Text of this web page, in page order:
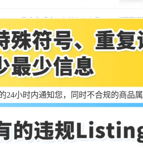
24小时内通知您，同时不合规的商品